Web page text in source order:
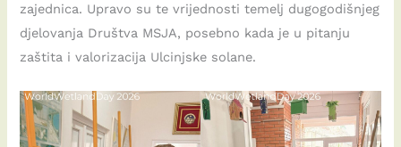
zajednica. Upravo su te vrijednosti temelj dugogodišnjeg
djelovanja Društva MSJA, posebno kada je u pitanju
zaštita i valorizacija Ulcinjske solane.